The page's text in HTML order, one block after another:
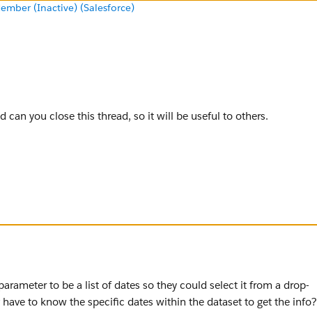
(Inactive) (Salesforce)
can you close this thread, so it will be useful to others.
to be a list of dates so they could select it from a drop-
to know the specific dates within the dataset to get the info?